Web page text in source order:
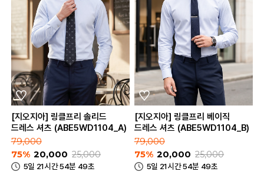
[지오지아] 링클프리 솔리드
드레스 셔츠 (ABE5WD1104_A)
79,000
75% 20,000 25,000
5일 21시간 54분 49초
[지오지아] 링클프리 베이직
드레스 셔츠 (ABE5WD1104_B)
79,000
75% 20,000 25,000
5일 21시간 54분 49초